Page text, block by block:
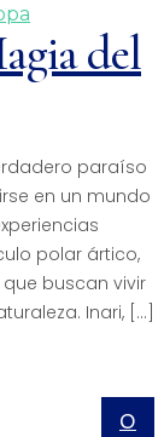
del
paraíso
en un mundo
polar ártico,
buscan vivir
Inari, […]
0